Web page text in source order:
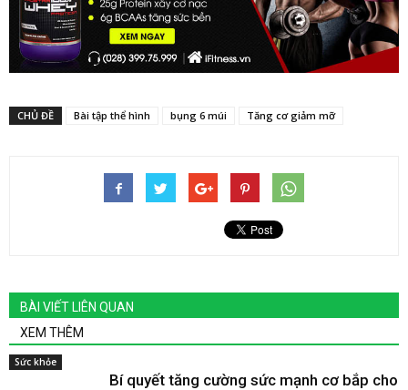
CHỦ ĐỀ Bài tập thể hình bụng 6 múi Tăng cơ giảm mỡ
BÀI VIẾT LIÊN QUAN
XEM THÊM
Sức khỏe
Bí quyết tăng cường sức mạnh cơ bắp cho